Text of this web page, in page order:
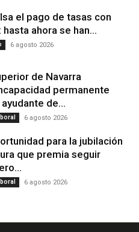
el pago de tasas con
ahora se han...
6 agosto 2026
de Navarra
permanente
de...
6 agosto 2026
para la jubilación
que premia seguir
6 agosto 2026